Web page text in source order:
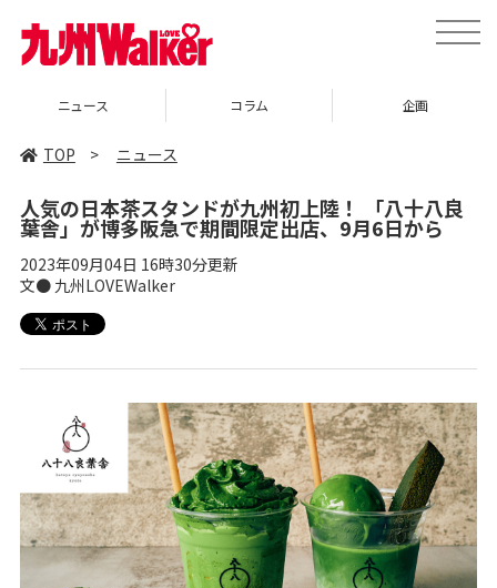
toggle
コラム 企画 イベント
TOP > ニュース
人気の日本茶スタンドが九州初上陸！ 「八十八良
葉舎」が博多阪急で期間限定出店、9月6日から
2023年09月04日 16時30分更新
文● 九州LOVEWalker